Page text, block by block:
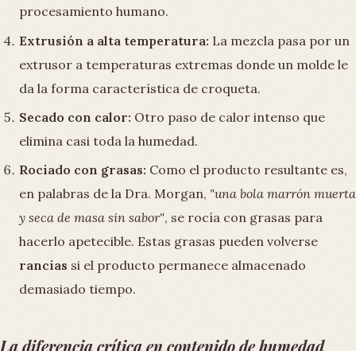
procesamiento humano.
Extrusión a alta temperatura: La mezcla pasa por un
extrusor a temperaturas extremas donde un molde le
da la forma característica de croqueta.
Secado con calor: Otro paso de calor intenso que
elimina casi toda la humedad.
Rociado con grasas: Como el producto resultante es,
en palabras de la Dra. Morgan, "una bola marrón muerta
y seca de masa sin sabor", se rocía con grasas para
hacerlo apetecible. Estas grasas pueden volverse
rancias si el producto permanece almacenado
demasiado tiempo.
La diferencia crítica en contenido de humedad